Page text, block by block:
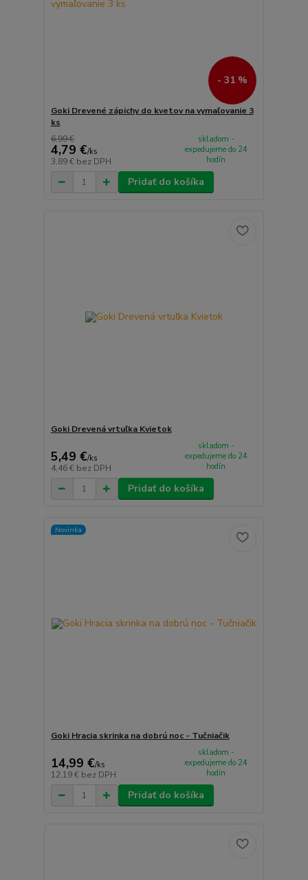
- 31 %
Goki Drevené zápichy do kvetov na vymaľovanie 3
ks
6,99 €
4,79 €/ks
3,89 € bez DPH
skladom -
expedujeme do 24
hodín
Pridať do košíka
Goki Drevená vrtuľka Kvietok
5,49 €/ks
4,46 € bez DPH
skladom -
expedujeme do 24
hodín
Pridať do košíka
Novinka
Goki Hracia skrinka na dobrú noc - Tučniačik
14,99 €/ks
12,19 € bez DPH
skladom -
expedujeme do 24
hodín
Pridať do košíka